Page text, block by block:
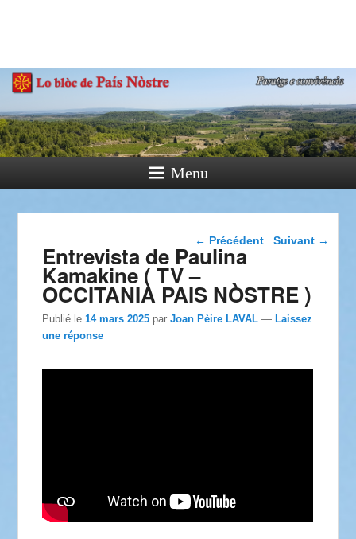
Paratge e Convivència
Menu
Navigation dans les
← Précédent Suivant →
Entrevista de Paulina
Kamakine ( TV –
OCCITANIA PAIS NÒSTRE )
Publié le14 mars 2025 parJoan Pèire LAVAL —Laissez
une réponse